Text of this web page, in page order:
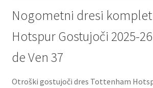
Nogometni dresi
Hotspur Gostujoči 2025-
de Ven 37
Otroški gostujoči dres Tottenham